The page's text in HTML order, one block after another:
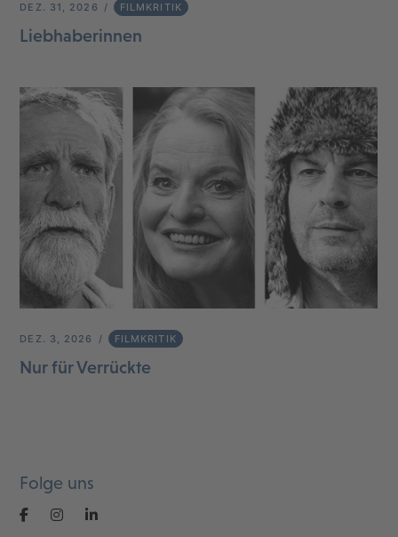
DEZ. 31, 2026 FILMKRITIK
Liebhaberinnen
DEZ. 3, 2026 FILMKRITIK
Nur für Verrückte
Folge uns